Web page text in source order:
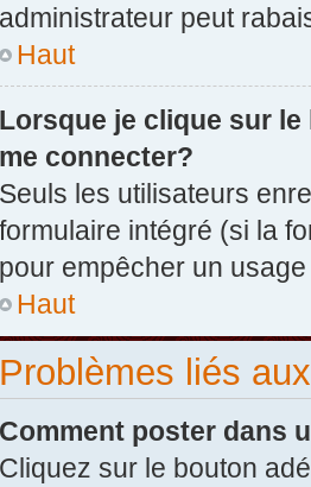
administrateur peut
Haut
Lorsque je clique sur
me connecter?
Seuls les utilisateurs
formulaire intégré (si la
pour empêcher un
Haut
Problèmes liés
Comment poster dans
Cliquez sur le bouton